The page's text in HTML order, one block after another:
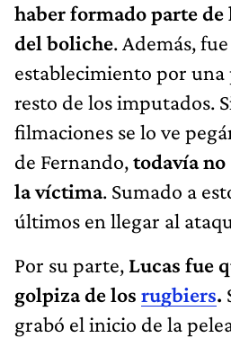
haber formado parte de
del boliche. Además,
establecimiento por
resto de los imputados.
filmaciones se lo ve
de Fernando,todavía no
la víctima. Sumado a
últimos en llegar al
Por su parte, Lucas fue
golpiza de los rugbiers.
grabó el inicio de la